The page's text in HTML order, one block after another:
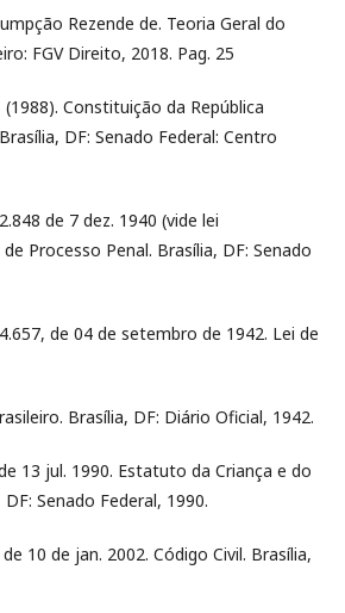
Rezende de. Teoria Geral do
FGV Direito, 2018. Pag. 25
Constituição da República
DF: Senado Federal: Centro
de 7 dez. 1940 (vide lei
Processo Penal. Brasília, DF: Senado
de 04 de setembro de 1942. Lei de
Brasília, DF: Diário Oficial, 1942.
13 jul. 1990. Estatuto da Criança e do
Senado Federal, 1990.
10 de jan. 2002. Código Civil. Brasília,